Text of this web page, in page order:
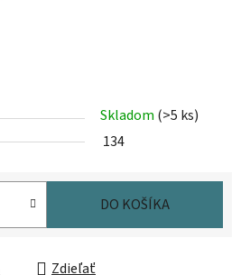
Skladom (>5 ks)
134
DO KOŠÍKA
Zdieľať